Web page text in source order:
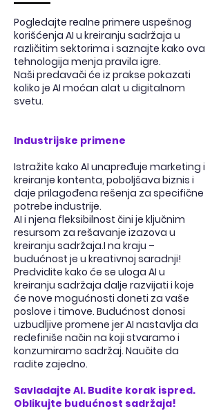
Pogledajte realne primere uspešnog
korišćenja AI u kreiranju sadržaja u
različitim sektorima i saznajte kako ova
tehnologija menja pravila igre.
Naši predavači će iz prakse pokazati
koliko je AI moćan alat u digitalnom
svetu.
Industrijske primene
Istražite kako AI unapređuje marketing i
kreiranje kontenta, poboljšava biznis i
daje prilagođena rešenja za specifične
potrebe industrije.
AI i njena fleksibilnost čini je ključnim
resursom za rešavanje izazova u
kreiranju sadržaja.I na kraju –
budućnost je u kreativnoj saradnji!
Predvidite kako će se uloga AI u
kreiranju sadržaja dalje razvijati i koje
će nove mogućnosti doneti za vaše
poslove i timove. Budućnost donosi
uzbudljive promene jer AI nastavlja da
redefiniše način na koji stvaramo i
konzumiramo sadržaj. Naučite da
radite zajedno.
Savladajte AI. Budite korak ispred.
Oblikujte budućnost sadržaja!